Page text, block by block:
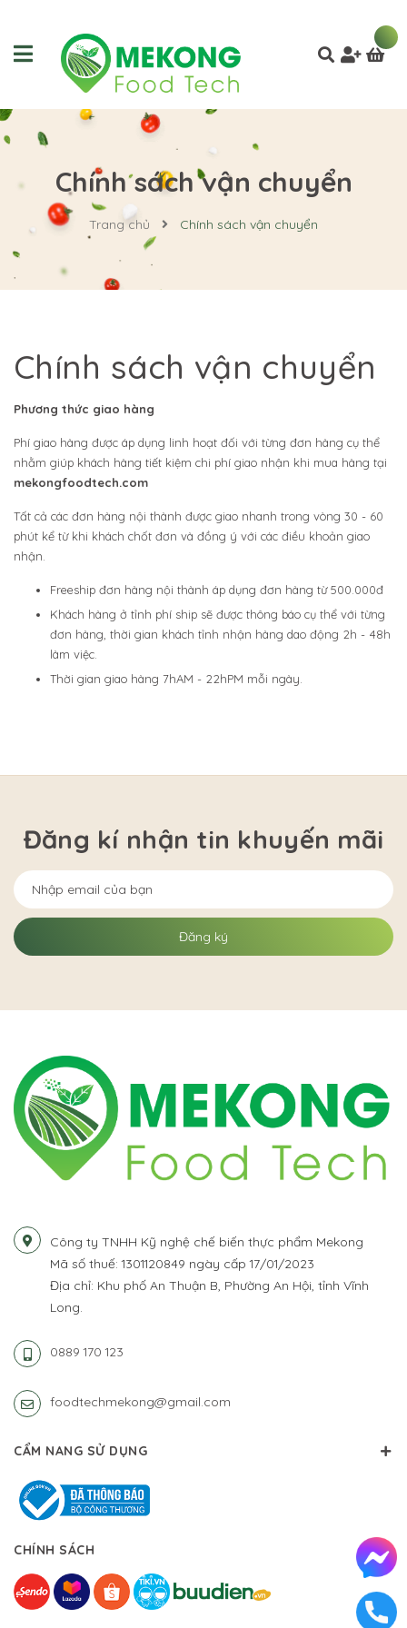
Chính sách vận chuyển
Trang chủ Chính sách vận chuyển
Chính sách vận chuyển
Phương thức giao hàng
Phí giao hàng được áp dụng linh hoạt đối với từng đơn hàng cụ thể
nhằm giúp khách hàng tiết kiệm chi phí giao nhận khi mua hàng tại
mekongfoodtech.com
Tất cả các đơn hàng nội thành được giao nhanh trong vòng 30 - 60
phút kể từ khi khách chốt đơn và đồng ý với các điều khoản giao
nhận.
Freeship đơn hàng nội thành áp dụng đơn hàng từ 500.000đ
Khách hàng ở tỉnh phí ship sẽ được thông báo cụ thể với từng
đơn hàng, thời gian khách tỉnh nhận hàng dao động 2h - 48h
làm việc.
Thời gian giao hàng 7hAM - 22hPM mỗi ngày.
Đăng kí nhận tin khuyến mãi
Đăng ký
Công ty TNHH Kỹ nghệ chế biến thực phẩm Mekong
Mã số thuế: 1301120849 ngày cấp 17/01/2023
Địa chỉ: Khu phố An Thuận B, Phường An Hội, tỉnh Vĩnh
Long.
0889 170 123
foodtechmekong@gmail.com
CẨM NANG SỬ DỤNG
CHÍNH SÁCH